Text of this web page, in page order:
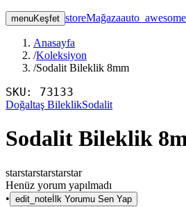
menuKeşfet storeMağazaauto_awesome
Anasayfa
/Koleksiyon
/Sodalit Bileklik 8mm
SKU: 73133
Doğaltaş BileklikSodalit
Sodalit Bileklik
starstarstarstarstar
Henüz yorum yapılmadı
• edit_note İlk Yorumu Sen Yap